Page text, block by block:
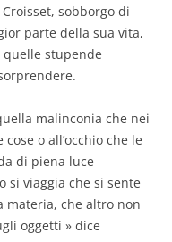
sobborgo di
parte della sua vita,
stupende
malinconia che nei
o all’occhio che le
di piena luce
si viaggia che si sente
materia, che altro non
oggetti » dice